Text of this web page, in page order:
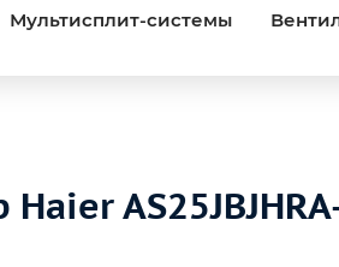
Мультисплит-системы